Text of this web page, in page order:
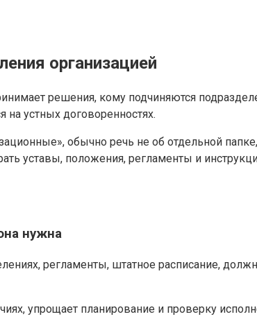
организацией
решения, кому подчиняются
на устных договоренностях.
обычно речь не об отдельной
уставы, положения, регламенты и
нужна
регламенты, штатное расписание,
упрощает планирование и проверку